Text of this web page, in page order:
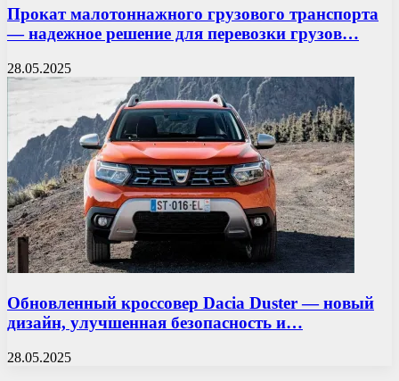
Прокат малотоннажного грузового транспорта
— надежное решение для перевозки грузов…
28.05.2025
Обновленный кроссовер Dacia Duster — новый
дизайн, улучшенная безопасность и…
28.05.2025